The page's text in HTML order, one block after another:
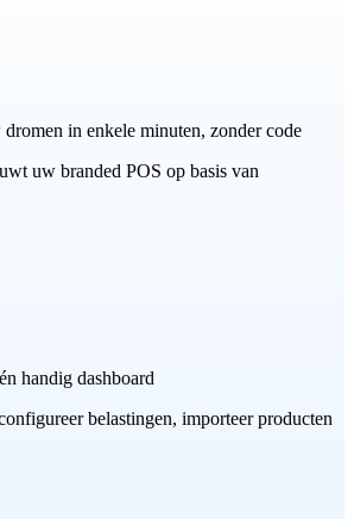
in enkele minuten, zonder code
uw branded POS op basis van
handig dashboard
belastingen, importeer producten